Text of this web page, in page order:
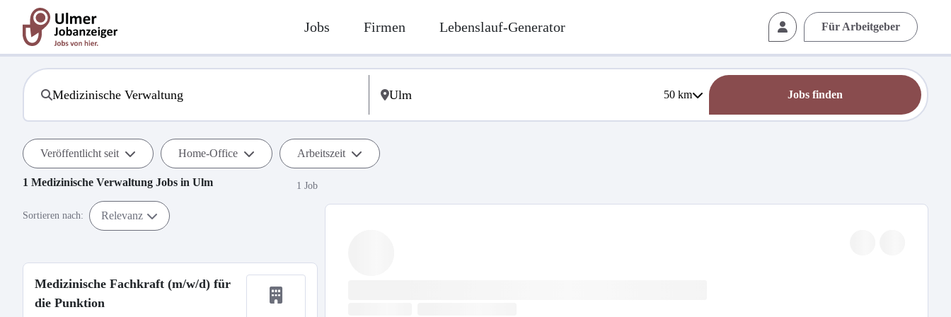
Jobs Firmen Lebenslauf-Generator Für Arbeitgeber
50km Jobs finden
Veröffentlicht seit Home-Office Arbeitszeit
1 Medizinische Verwaltung Jobs in Ulm 1 Job
Sortieren nach: Relevanz
Medizinische Fachkraft (m/w/d) für
die Punktion